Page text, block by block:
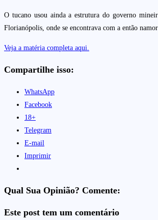
O tucano usou ainda a estrutura do governo
Florianópolis, onde se encontrava com a então
Veja a matéria completa aqui.
Compartilhe isso:
WhatsApp
Facebook
18+
Telegram
E-mail
Imprimir
Qual Sua Opinião? Comente:
Este post tem um comentário